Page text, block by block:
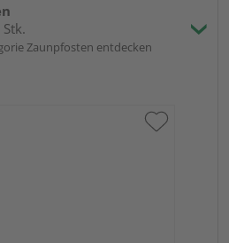
Zaunpfosten entdecken